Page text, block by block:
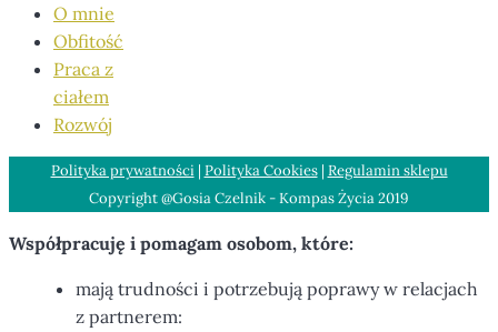
O mnie
Obfitość
Praca z
ciałem
Rozwój
Polityka prywatności| Polityka Cookies| Regulamin sklepu
Copyright @Gosia Czelnik - Kompas Życia 2019
Współpracuję i pomagam osobom, które:
mają trudności i potrzebują poprawy w relacjach
z partnerem: